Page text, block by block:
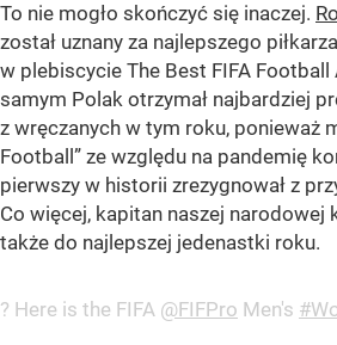
To nie mogło skończyć się inaczej.
został uznany za najlepszego
w plebiscycie The Best FIFA
samym Polak otrzymał najbardziej
z wręczanych w tym roku, ponieważ
Football” ze względu na pandemię
pierwszy w historii zrezygnował z
Co więcej, kapitan naszej narodowej
także do najlepszej jedenastki roku.
? Here is the FIFA @FIFPro Men's